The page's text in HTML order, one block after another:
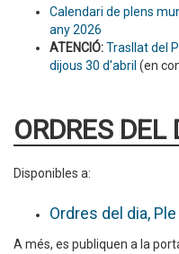
Calendari de plens
any 2026
ATENCIÓ:Trasllat del
dijous 30 d'abril (en
ORDRES DEL
Disponibles a:
Ordres del dia,
A més, es publiquen a la